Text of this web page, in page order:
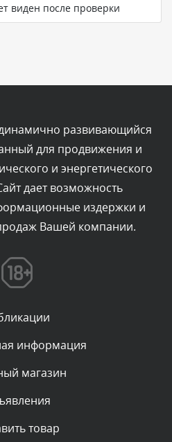
виден после проверки
виден после проверки
Сегодня, в 18:49
виден после проверки
виден после проверки
развивающийся
для продвижения и
и энергетического
дает возможность
издержки и
Вашей компании.
информация
магазин
товар